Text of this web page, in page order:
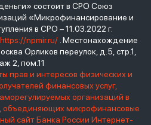
состоит в СРО Союз
«Микрофинансирование и
в СРО – 11.03.2022 г.
https://npmir.ru/. Местонахождение
Орликов переулок, д.5, стр.1,
2, пом.11
прав и интересов физических и
финансовых услуг,
организаций в
объединяющих микрофинансовые
сайт Банка России Интернет-